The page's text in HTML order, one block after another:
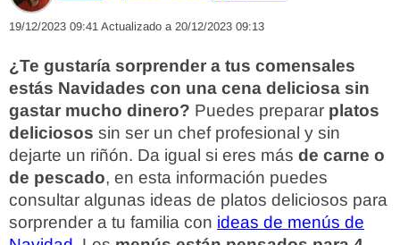
19/12/2023 09:41 Actualizado a 20/12/2023 09:13
¿Te gustaría sorprender a tus comensales
estás Navidades con una cena deliciosa sin
gastar mucho dinero? Puedes preparar platos
deliciosos sin ser un chef profesional y sin
dejarte un riñón. Da igual si eres más de carne o
de pescado, en esta información puedes
consultar algunas ideas de platos deliciosos para
sorprender a tu familia con ideas de menús de